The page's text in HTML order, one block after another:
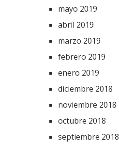
mayo 2019
abril 2019
marzo 2019
febrero 2019
enero 2019
diciembre 2018
noviembre 2018
octubre 2018
septiembre 2018